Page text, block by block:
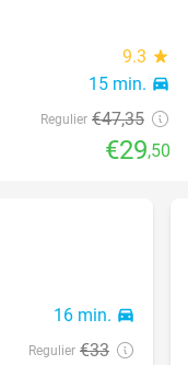
9.3 star
15 min. directions_car
Regulier €47,35
€29,50
16 min. directions_car
Regulier €33